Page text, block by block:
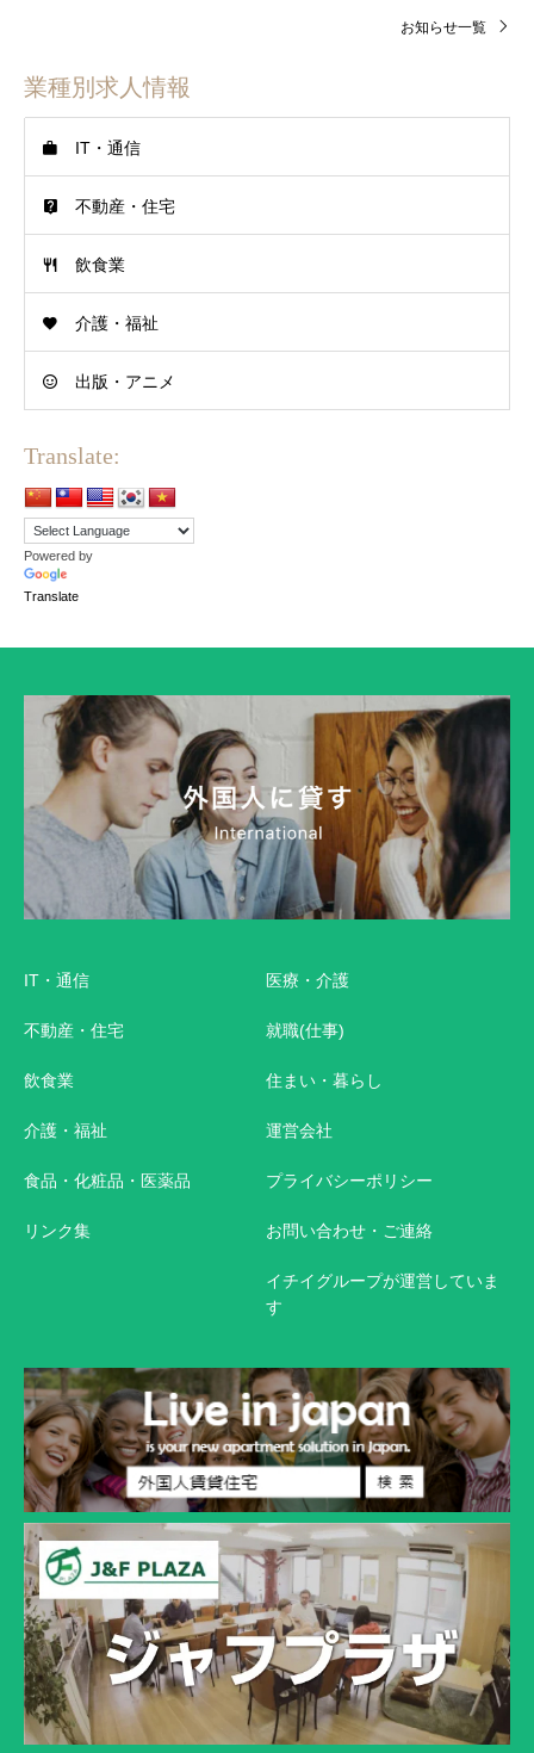
お知らせ一覧
業種別求人情報
IT・通信
不動産・住宅
飲食業
介護・福祉
出版・アニメ
Translate:
Powered by
Translate
IT・通信
不動産・住宅
飲食業
介護・福祉
食品・化粧品・医薬品
リンク集
医療・介護
就職(仕事)
住まい・暮らし
運営会社
プライバシーポリシー
お問い合わせ・ご連絡
イチイグループが運営していま
す